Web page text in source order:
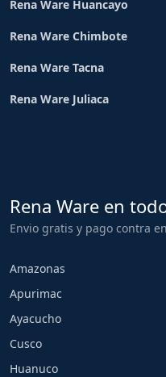
Rena Ware Huancayo
Rena Ware Chimbote
Rena Ware Tacna
Rena Ware Juliaca
Rena Ware en
Envio gratis y pago contra
Amazonas
Apurimac
Ayacucho
Cusco
Huanuco